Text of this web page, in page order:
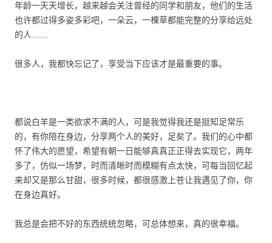
年龄一天天增长，越来越会关注曾经的同学和朋友，他们的生活
也许都过得多姿多彩吧，一朵云，一棵草都能完整的分享给远处
的人……
很多人，我都快忘记了，享受当下应该才是最重要的事。
都说白羊是一类欲求不满的人，可是我觉得我还是挺知足常乐
的，有你陪在身边，分享两个人的美好，足矣了。我们的心中都
怀了伟大的愿望，希望有朝一日能够真真正正得去实现它，两年
多了，仿似一场梦，时而清晰时而模糊有点太快，可每当回忆起
来却又是那么甘甜，很多时候，都很感激上苍让我遇见了你，你
在身边真好。
我总是会把不好的东西统统忽略，可总体想来，真的很幸福。